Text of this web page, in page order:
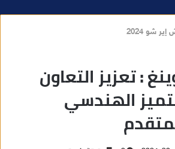
شو 2024
: تعزيز التعاون
الهندسي